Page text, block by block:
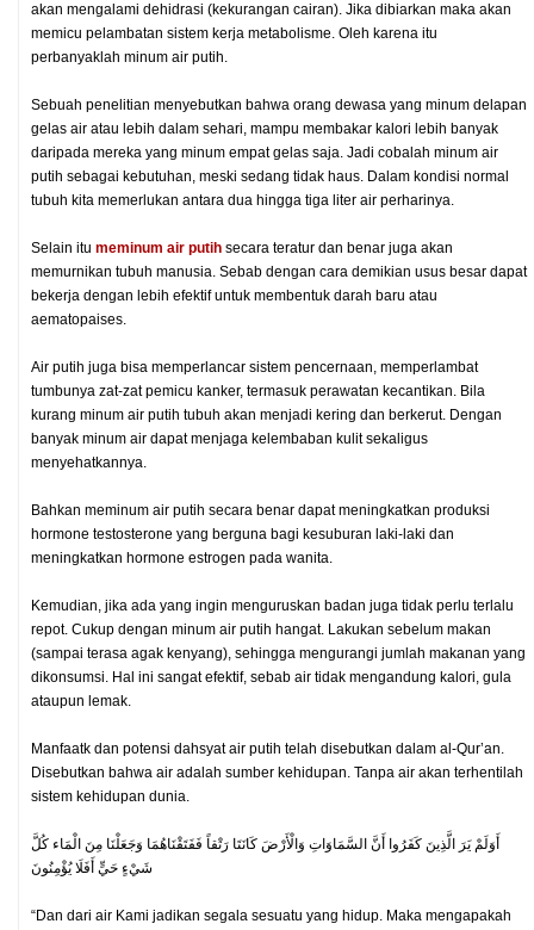
akan mengalami dehidrasi (kekurangan cairan). Jika dibiarkan maka akan
memicu pelambatan sistem kerja metabolisme. Oleh karena itu
perbanyaklah minum air putih.
Sebuah penelitian menyebutkan bahwa orang dewasa yang minum delapan
gelas air atau lebih dalam sehari, mampu membakar kalori lebih banyak
daripada mereka yang minum empat gelas saja. Jadi cobalah minum air
putih sebagai kebutuhan, meski sedang tidak haus. Dalam kondisi normal
tubuh kita memerlukan antara dua hingga tiga liter air perharinya.
Selain itu meminum air putih secara teratur dan benar juga akan
memurnikan tubuh manusia. Sebab dengan cara demikian usus besar dapat
bekerja dengan lebih efektif untuk membentuk darah baru atau
aematopaises.
Air putih juga bisa memperlancar sistem pencernaan, memperlambat
tumbunya zat-zat pemicu kanker, termasuk perawatan kecantikan. Bila
kurang minum air putih tubuh akan menjadi kering dan berkerut. Dengan
banyak minum air dapat menjaga kelembaban kulit sekaligus
menyehatkannya.
Bahkan meminum air putih secara benar dapat meningkatkan produksi
hormone testosterone yang berguna bagi kesuburan laki-laki dan
meningkatkan hormone estrogen pada wanita.
Kemudian, jika ada yang ingin menguruskan badan juga tidak perlu terlalu
repot. Cukup dengan minum air putih hangat. Lakukan sebelum makan
(sampai terasa agak kenyang), sehingga mengurangi jumlah makanan yang
dikonsumsi. Hal ini sangat efektif, sebab air tidak mengandung kalori, gula
ataupun lemak.
Manfaatk dan potensi dahsyat air putih telah disebutkan dalam al-Qur’an.
Disebutkan bahwa air adalah sumber kehidupan. Tanpa air akan terhentilah
sistem kehidupan dunia.
أَوَلَمْ يَرَ الَّذِينَ كَفَرُوا أَنَّ السَّمَاوَاتِ وَالْأَرْضَ كَانَتَا رَتْقاً فَفَتَقْنَاهُمَا وَجَعَلْنَا مِنَ الْمَاء كُلَّ
شَيْءٍ حَيٍّ أَفَلَا يُؤْمِنُونَ
“Dan dari air Kami jadikan segala sesuatu yang hidup. Maka mengapakah